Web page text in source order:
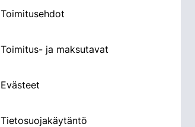
Toimitusehdot
Toimitus- ja maksutavat
Evästeet
Tietosuojakäytäntö